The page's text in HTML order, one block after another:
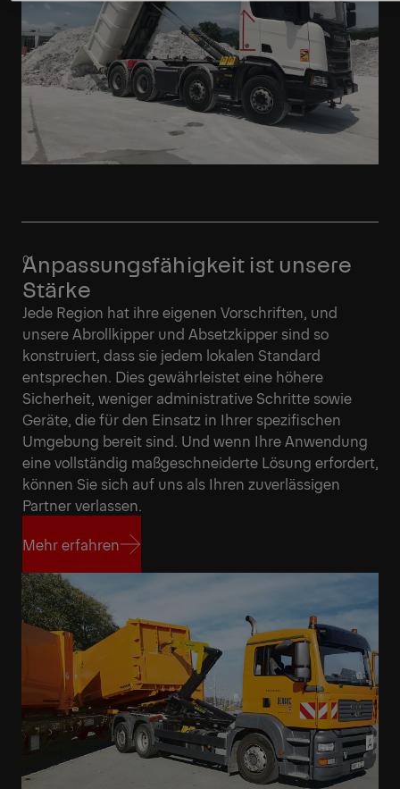
Anpassungsfähigkeit ist unsere
Stärke
Jede Region hat ihre eigenen Vorschriften, und
unsere Abrollkipper und Absetzkipper sind so
konstruiert, dass sie jedem lokalen Standard
entsprechen. Dies gewährleistet eine höhere
Sicherheit, weniger administrative Schritte sowie
Geräte, die für den Einsatz in Ihrer spezifischen
Umgebung bereit sind. Und wenn Ihre Anwendung
eine vollständig maßgeschneiderte Lösung erfordert,
können Sie sich auf uns als Ihren zuverlässigen
Partner verlassen.
Mehr erfahren
Mehr erfahren